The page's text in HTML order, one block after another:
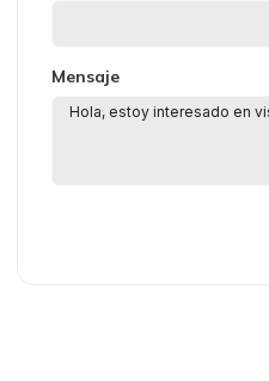
Mensaje